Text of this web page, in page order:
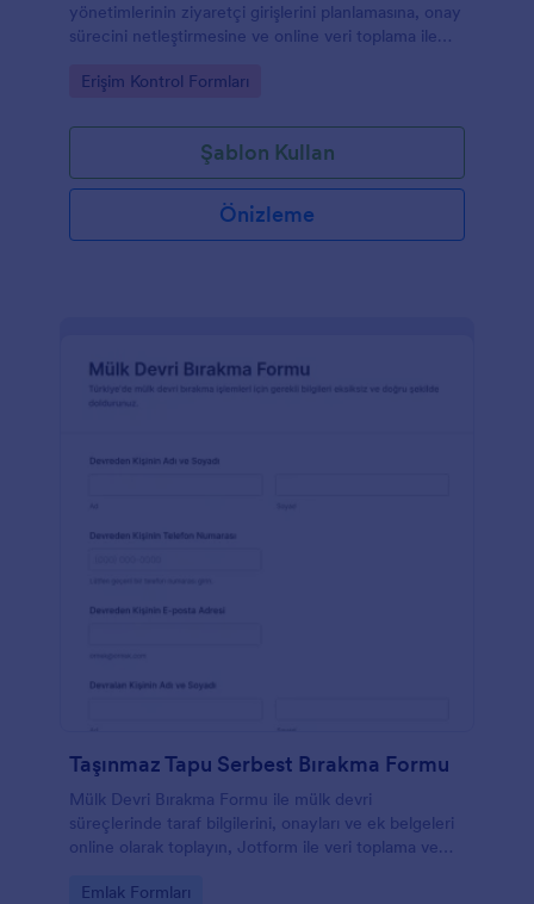
yönetimlerinin ziyaretçi girişlerini planlamasına, onay
sürecini netleştirmesine ve online veri toplama ile
olur.
Go to Category:
Erişim Kontrol Formları
Şablon Kullan
Önizleme
Taşınmaz Tapu Serbest Bırakma Formu
Mülk Devri Bırakma Formu ile mülk devri
süreçlerinde taraf bilgilerini, onayları ve ek belgeleri
online olarak toplayın, Jotform ile veri toplama ve
Go to Category:
Emlak Formları